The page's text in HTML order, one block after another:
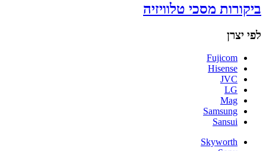
ביקורות מסכי טלוויזיה
לפי יצרן
Fujicom
Hisense
JVC
LG
Mag
Samsung
Sansui
Skyworth